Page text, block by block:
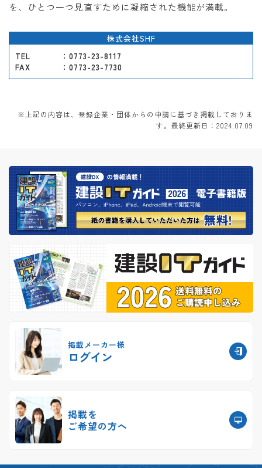
を、ひとつ一つ見直すために凝縮された機能が満載。
株式会社SHF
TEL
：0773-23-8117
FAX
：0773-23-7730
※上記の内容は、登録企業・団体からの申請に基づき掲載しておりま
す。最終更新日：2024.07.09
掲載メーカー様
ログイン
掲載を
ご希望の方へ